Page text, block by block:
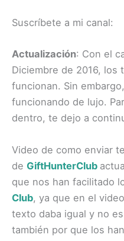
Suscríbete a mi canal:
Actualización: Con el
Diciembre de 2016, los
funcionan. Sin embargo,
funcionando de lujo.
dentro, te dejo a
Video de como enviar
de GiftHunterClub
que nos han facilitado
Club, ya que en el
texto daba igual y no
también por que los